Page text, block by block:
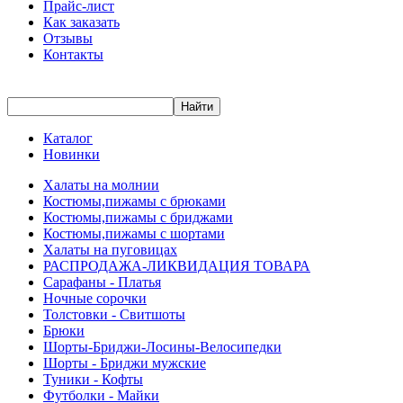
Прайс-лист
Как заказать
Отзывы
Контакты
Каталог
Новинки
Халаты на молнии
Костюмы,пижамы с брюками
Костюмы,пижамы с бриджами
Костюмы,пижамы с шортами
Халаты на пуговицах
РАСПРОДАЖА-ЛИКВИДАЦИЯ ТОВАРА
Сарафаны - Платья
Ночные сорочки
Толстовки - Свитшоты
Брюки
Шорты-Бриджи-Лосины-Велосипедки
Шорты - Бриджи мужские
Туники - Кофты
Футболки - Майки